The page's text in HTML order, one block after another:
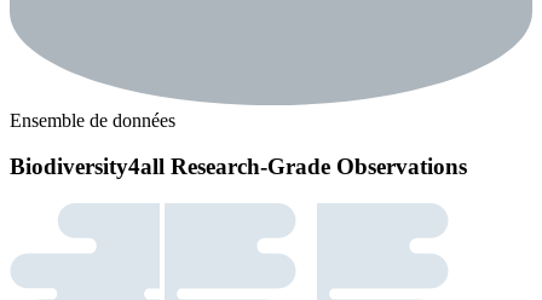
Ensemble de données
Biodiversity4all Research-Grade Observations